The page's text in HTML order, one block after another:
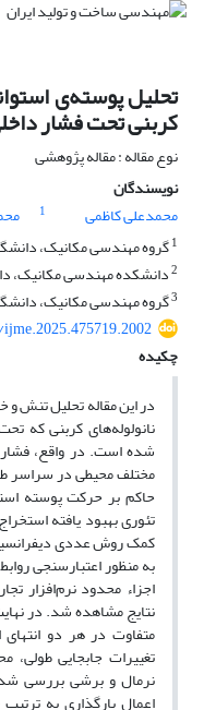
تحلیل پوسته‌ی
کربنی تحت فشار
نوع مقاله : مقاله پژوهشی
نویسندگان
محمدعلی کاظمی
1
1گروه مهندسی مکانیک،
2دانشکده مهندسی مکانیک،
3گروه مهندسی مکانیک،
چکیده
در این مقاله تحلیل تنش
نانولوله‌های کربنی که
شده است. در واقع،
مختلف محیطی در سراسر
حاکم بر حرکت پوسته
تئوری بهبود یافته
کمک روش عددی
به منظور اعتبارسنجی
اجزاء محدود نرم‌افزار
نتایج مشاهده شد. در
متفاوت در هر دو انتهای
تغییرات جابجایی
نرمال و برشی بررسی